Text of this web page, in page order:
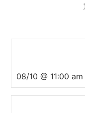
08/10 @ 11:00 am